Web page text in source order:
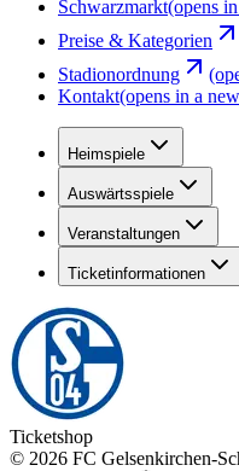
Schwarzmarkt(opens
Preise & Kategorien
Stadionordnung
Kontakt(opens in a
Heimspiele
Auswärtsspiele
Veranstaltungen
Ticketinformationen
Ticketshop
© 2026 FC Gelsenkirchen-